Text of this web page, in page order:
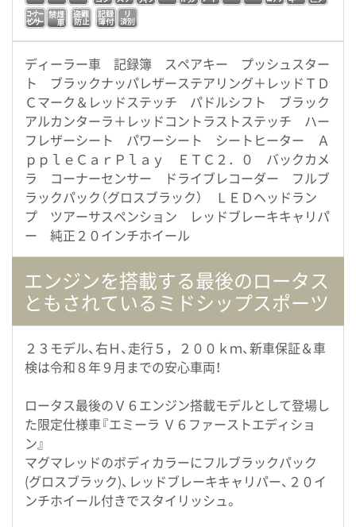
ディーラー車 記録簿 スペアキー プッシュスター
ト ブラックナッパレザーステアリング＋レッドＴＤ
Ｃマーク＆レッドステッチ パドルシフト ブラック
アルカンターラ＋レッドコントラストステッチ ハー
フレザーシート パワーシート シートヒーター Ａ
ｐｐｌｅＣａｒＰｌａｙ ＥＴＣ２．０ バックカメ
ラ コーナーセンサー ドライブレコーダー フルブ
ラックパック（グロスブラック） ＬＥＤヘッドラン
プ ツアーサスペンション レッドブレーキキャリパ
ー 純正２０インチホイール
エンジンを搭載する最後のロータス
ともされているミドシップスポーツ
２３モデル、右Ｈ、走行５，２００ｋｍ、新車保証＆車
検は令和８年９月までの安心車両！
ロータス最後のＶ６エンジン搭載モデルとして登場し
た限定仕様車『エミーラ Ｖ６ファーストエディショ
ン』
マグマレッドのボディカラーにフルブラックパック
(グロスブラック)、レッドブレーキキャリパー、２０イ
ンチホイール付きでスタイリッシュ。